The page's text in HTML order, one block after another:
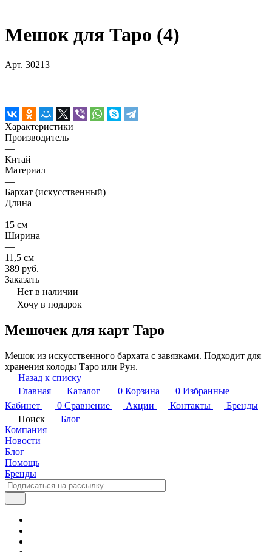
Мешок для Таро (4)
Арт. 30213
Характеристики
Производитель
—
Китай
Материал
—
Бархат (искусственный)
Длина
—
15 см
Ширина
—
11,5 см
389 руб.
Заказать
Нет в наличии
Хочу в подарок
Мешочек для карт Таро
Мешок из искусственного бархата с завязками. Подходит для
хранения колоды Таро или Рун.
Назад к списку
Главная
Каталог 0 Корзина 0 Избранные
Кабинет
0 Сравнение Акции Контакты
Бренды
Поиск
Блог
Компания
Новости
Блог
Помощь
Бренды